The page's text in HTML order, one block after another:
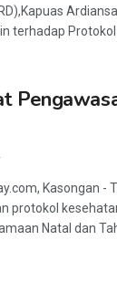
terhadap
Kasongan -
protokol
Natal dan